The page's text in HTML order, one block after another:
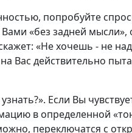
попробуйте
Вами «без задней
«Не хочешь - не
Вас действительно
Если Вы
в определенной
переключатся с